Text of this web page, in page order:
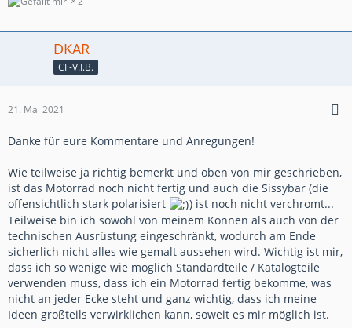
DKAR
CF-V.I.B.
21. Mai 2021
Danke für eure Kommentare und Anregungen!
Wie teilweise ja richtig bemerkt und oben von mir geschrieben,
ist das Motorrad noch nicht fertig und auch die Sissybar (die
offensichtlich stark polarisiert
) ist noch nicht verchromt...
Teilweise bin ich sowohl von meinem Können als auch von der
technischen Ausrüstung eingeschränkt, wodurch am Ende
sicherlich nicht alles wie gemalt aussehen wird. Wichtig ist mir,
dass ich so wenige wie möglich Standardteile / Katalogteile
verwenden muss, dass ich ein Motorrad fertig bekomme, was
nicht an jeder Ecke steht und ganz wichtig, dass ich meine
Ideen großteils verwirklichen kann, soweit es mir möglich ist.